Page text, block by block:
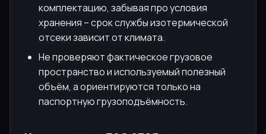
комплектацию, забывая про условия
хранения – срок службы изотермической
отсеки зависит от климата.
Не проверяют фактическое грузовое
пространство и используемый полезный
объём, а ориентируются только на
паспортную грузоподъёмность.